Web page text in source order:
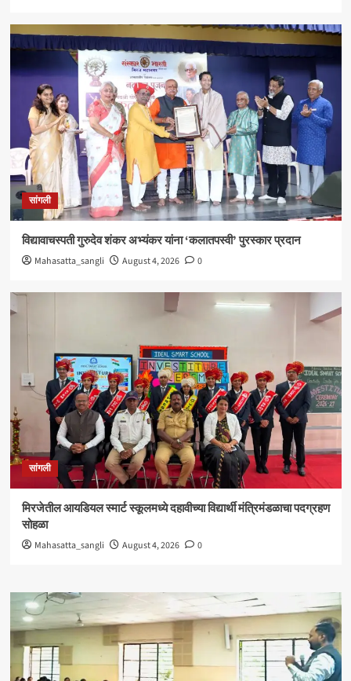
सांगली
विद्यावाचस्पती गुरुदेव शंकर अभ्यंकर यांना ‘कलातपस्वी’ पुरस्कार प्रदान
Mahasatta_sangli August 4, 2026 0
सांगली
मिरजेतील आयडियल स्मार्ट स्कूलमध्ये दहावीच्या विद्यार्थी मंत्रिमंडळाचा पदग्रहण
सोहळा
Mahasatta_sangli August 4, 2026 0